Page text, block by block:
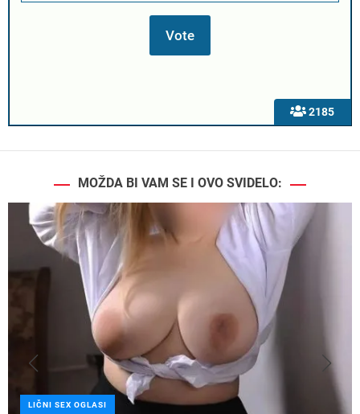
2185
MOŽDA BI VAM SE I OVO SVIDELO:
LIČNI SEX OGLASI